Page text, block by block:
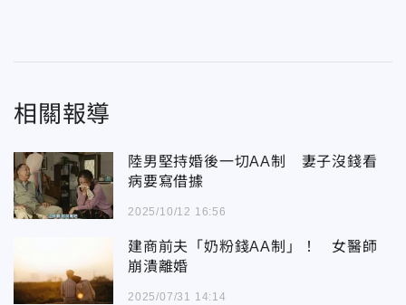
相關報導
陸男堅持婚後一切AA制 妻子沒錢看
病要寫借據
2025/10/12 16:56
建商前夫「奶粉錢AA制」！ 女醫師
崩潰離婚
2025/07/31 14:14